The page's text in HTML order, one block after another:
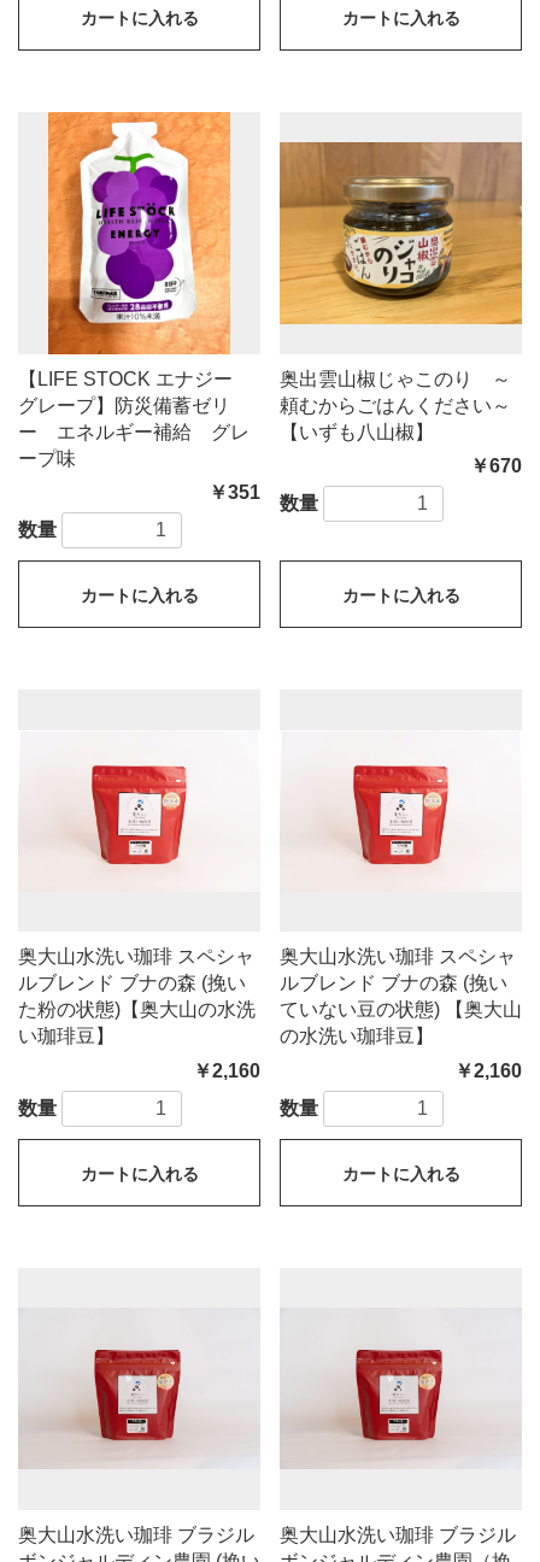
カートに入れる カートに入れる
【LIFE STOCK エナジー
グレープ】防災備蓄ゼリ
ー エネルギー補給 グレ
ープ味
￥351
数量
カートに入れる
奥出雲山椒じゃこのり ～
頼むからごはんください～
【いずも八山椒】
￥670
数量
カートに入れる
奥大山水洗い珈琲 スペシャ
ルブレンド ブナの森 (挽い
た粉の状態)【奥大山の水洗
い珈琲豆】
￥2,160
数量
カートに入れる
奥大山水洗い珈琲 スペシャ
ルブレンド ブナの森 (挽い
ていない豆の状態) 【奥大山
の水洗い珈琲豆】
￥2,160
数量
カートに入れる
奥大山水洗い珈琲 ブラジル
奥大山水洗い珈琲 ブラジル